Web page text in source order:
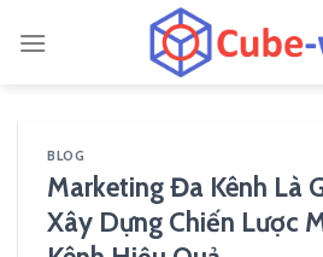
BLOG
Marketing Đa Kênh Là
Xây Dựng Chiến Lược